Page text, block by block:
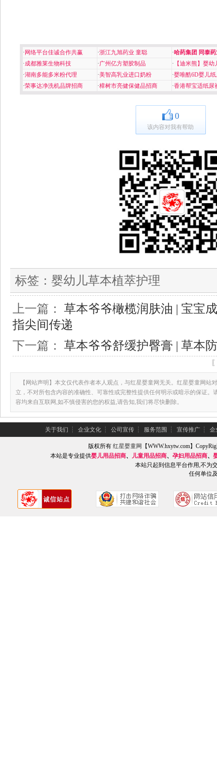
· 网络平台佳诚合作共赢 ·浙江九旭药业 童聪 ·哈药集团 同泰
·成都雅莱生物科技 ·广州亿方塑胶制品 · 【迪米熊】婴幼
·湖南多能多米粉代理 ·美智高乳业进口奶粉 ·婴唯酷6D婴儿
·荣事达净洗机品牌招商 ·樟树市亮健保健品招商 ·香港帮宝适纸尿
0
该内容对我有帮助
标签： 婴幼儿草本植萃护理
上一篇： 草本爷爷橄榄润肤油 | 宝宝
指尖间传递
下一篇： 草本爷爷舒缓护臀膏 | 草本
【网站声明】本文仅代表作者本人观点，与红星婴童网无关。红星婴童网站
立，不对所包含内容的准确性、可靠性或完整性提供任何明示或暗示的保证。
容均来自互联网,如不慎侵害的您的权益,请告知,我们将尽快删除。
关于我们 ┆ 企业文化 ┆ 公司宣传 ┆ 服务范围 ┆ 宣传推广 ┆ 企
版权所有红星婴童网
【WWW.hxytw.com】
本站是专业提供婴儿用品招商、 儿童用品招商、 孕妇用品招商、
本站只起到信息平台作用,不为
任何单位